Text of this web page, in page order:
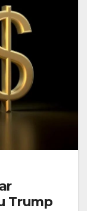
Trump